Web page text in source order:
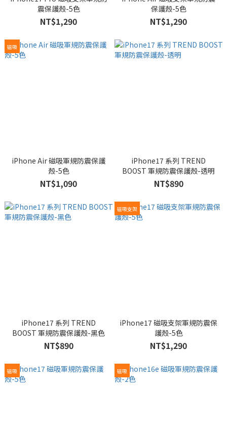
震保護殼-5色
NT$1,290
保護殼-5色
NT$1,290
磁吸
iPhone Air 磁吸軍規防震保護
殼-5色
NT$1,090
iPhone17 系列 TREND
BOOST 軍規防震保護殼-透明
NT$890
iPhone17 系列 TREND
BOOST 軍規防震保護殼-黑色
NT$890
磁吸支架
iPhone17 磁吸支架軍規防震保
護殼-5色
NT$1,290
磁吸 磁吸